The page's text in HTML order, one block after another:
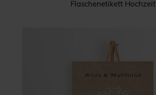
Flaschenetikett Hochzeit